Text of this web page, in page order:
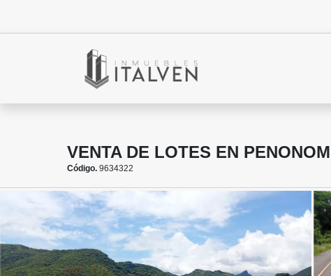
VENTA DE LOTES EN
Código. 9634322